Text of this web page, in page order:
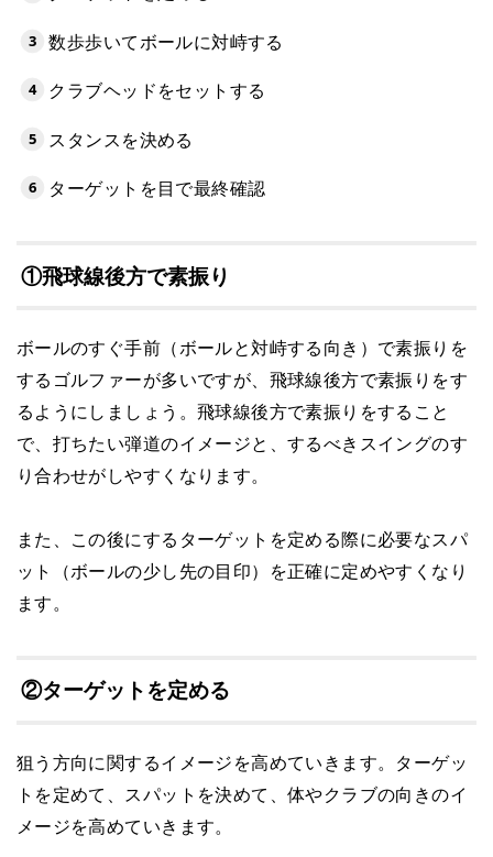
数歩歩いてボールに対峙する
クラブヘッドをセットする
スタンスを決める
ターゲットを目で最終確認
①飛球線後方で素振り
ボールのすぐ手前（ボールと対峙する向き）で素振りを
するゴルファーが多いですが、飛球線後方で素振りをす
るようにしましょう。飛球線後方で素振りをすること
で、打ちたい弾道のイメージと、するべきスイングのす
り合わせがしやすくなります。
また、この後にするターゲットを定める際に必要なスパ
ット（ボールの少し先の目印）を正確に定めやすくなり
ます。
②ターゲットを定める
狙う方向に関するイメージを高めていきます。ターゲッ
トを定めて、スパットを決めて、体やクラブの向きのイ
メージを高めていきます。